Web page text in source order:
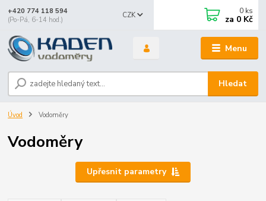
Menu
CZK
Hledat
+420 774 118 594
(Po-Pá, 6-14 hod.)
0 ks
za 0 Kč
Úvod Vodoměry
Vodoměry
Upřesnit parametry